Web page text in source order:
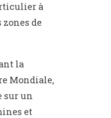
à
de
la
Mondiale,
sur un
et